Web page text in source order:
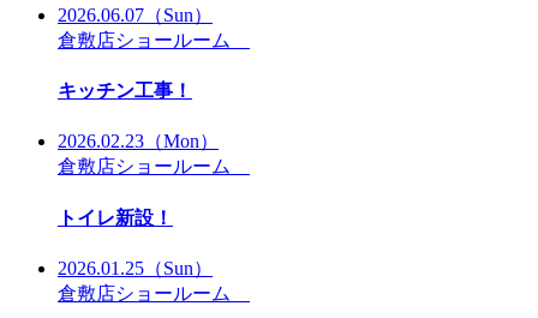
2026.06.07 （Sun）
倉敷店ショールーム
キッチン工事！
2026.02.23 （Mon）
倉敷店ショールーム
トイレ新設！
2026.01.25 （Sun）
倉敷店ショールーム